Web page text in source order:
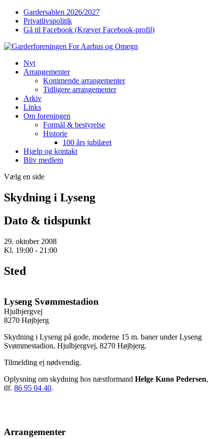
Gardersablen 2026/2027
Privatlivspolitik
Gå til Facebook (Kræver Facebook-profil)
Nyt
Arrangementer
Kommende arrangementer
Tidligere arrangementer
Arkiv
Links
Om foreningen
Formål & bestyrelse
Historie
100 års jubilæet
Hjælp og kontakt
Bliv medlem
Vælg en side
Skydning i Lyseng
Dato & tidspunkt
29. oktober 2008
Kl. 19:00 - 21:00
Sted
Lyseng Svømmestadion
Hjulbjergvej
8270 Højbjerg
Skydning i Lyseng på gode, moderne 15 m. baner under Lyseng
Svømmestadion, Hjulbjergvej, 8270 Højbjerg.
Tilmelding ej nødvendig.
Oplysning om skydning hos næstformand Helge Kuno Pedersen,
tlf. 86 95 04 40.
Arrangementer